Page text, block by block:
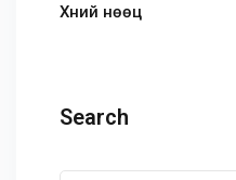
Хүний нөөц
Search